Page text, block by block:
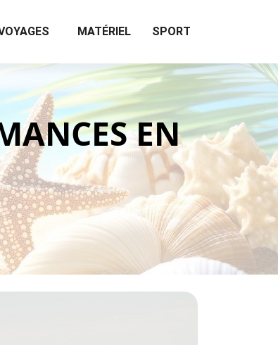
MATÉRIEL SPORT
EN